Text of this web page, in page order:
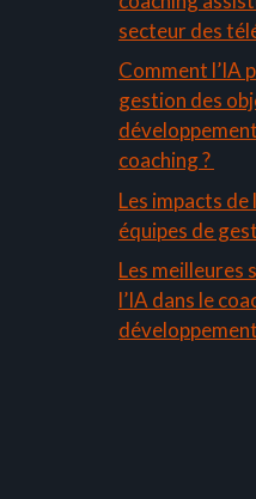
secteur des
Comment l’IA
gestion des
coaching ?
Les impacts de
équipes de
Les
l’IA dans le